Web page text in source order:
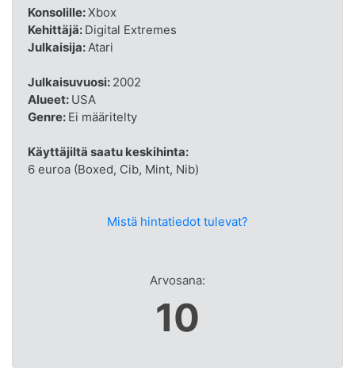
Konsolille:Xbox
Kehittäjä: Digital Extremes
Julkaisija: Atari
Julkaisuvuosi: 2002
Alueet: USA
Genre: Ei määritelty
Käyttäjiltä saatu keskihinta:
6 euroa (Boxed, Cib, Mint, Nib)
Mistä hintatiedot tulevat?
Arvosana:
10